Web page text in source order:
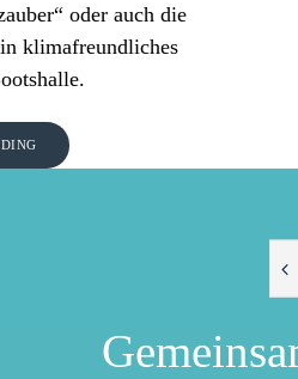
oder auch die
klimafreundliches